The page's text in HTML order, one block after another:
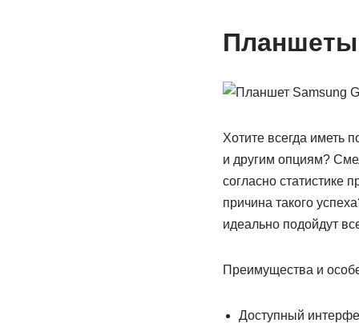
Планшеты
Хотите всегда иметь
и другим опциям?
согласно статистике
причина такого
идеально подойдут
Преимущества и
Доступный